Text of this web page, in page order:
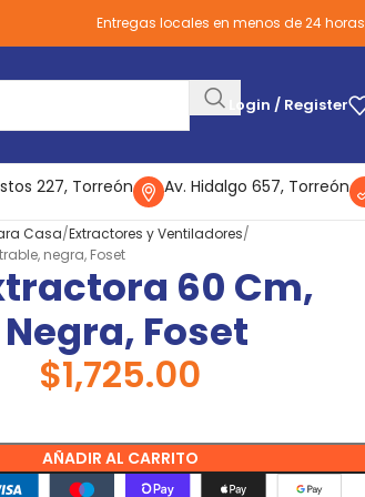
Entregas locales en menos de 24 horas
Login / Register
227, Torreón Av. Hidalgo 657, Torreón
Casa Extractores y Ventiladores
negra, Foset
60 Cm,
Foset
$1,725.00
AÑADIR AL CARRITO